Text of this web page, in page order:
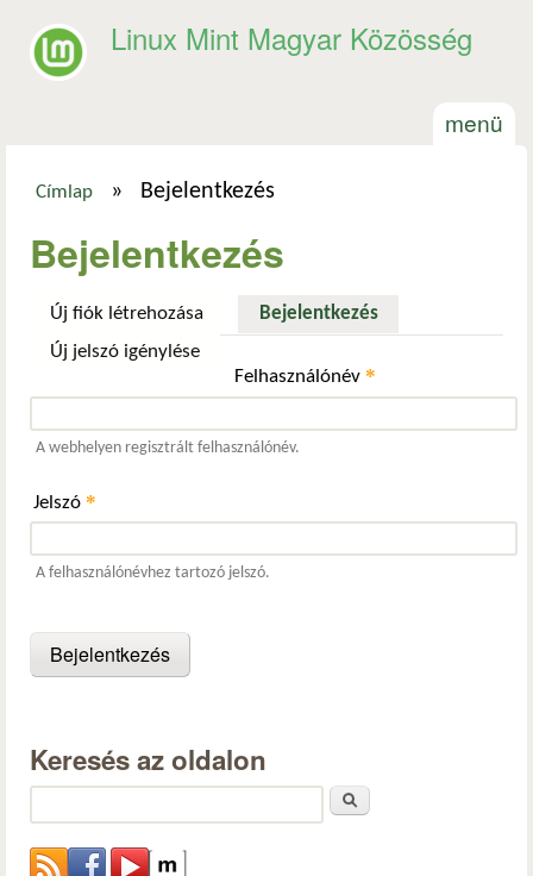
Linux Mint Magyar Közösség
menü
Címlap » Bejelentkezés
Bejelentkezés
Új fiók létrehozása Bejelentkezés(aktív fül)
Új jelszó igénylése
Felhasználónév*
A webhelyen regisztrált felhasználónév.
Jelszó *
A felhasználónévhez tartozó jelszó.
Keresés az oldalon